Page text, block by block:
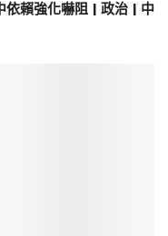
賴強化嚇阻 | 政治 | 中